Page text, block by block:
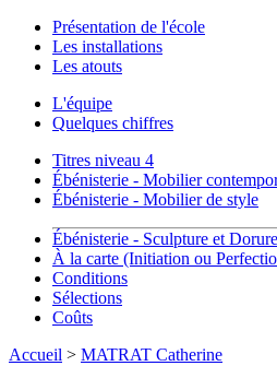
Présentation de l'école
Les installations
Les atouts
L'équipe
Quelques chiffres
Titres niveau 4
Ébénisterie - Mobilier
Ébénisterie - Mobilier de style
Ébénisterie - Sculpture et Dorure
À la carte (Initiation ou
Conditions
Sélections
Coûts
Accueil > MATRAT Catherine